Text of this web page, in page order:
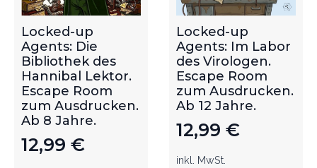
Locked-up
Agents: Die
Bibliothek des
Hannibal Lektor.
Escape Room
zum Ausdrucken.
Ab 8 Jahre.
12,99 €
Locked-up
Agents: Im Labor
des Virologen.
Escape Room
zum Ausdrucken.
Ab 12 Jahre.
12,99 €
inkl. MwSt.